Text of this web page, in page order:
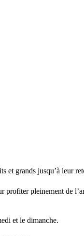
et grands jusqu’à leur
profiter pleinement de
et le dimanche.